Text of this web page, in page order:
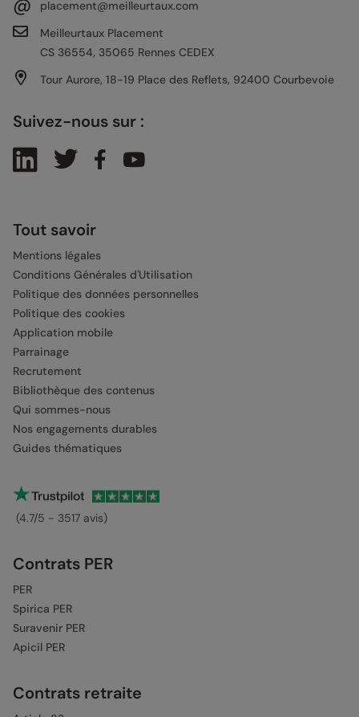
placement@meilleurtaux.com
Meilleurtaux Placement
CS 36554, 35065 Rennes CEDEX
Tour Aurore, 18-19 Place des Reflets, 92400 Courbevoie
Suivez-nous sur :
Tout savoir
Mentions légales
Conditions Générales d'Utilisation
Politique des données personnelles
Politique des cookies
Application mobile
Parrainage
Recrutement
Bibliothèque des contenus
Qui sommes-nous
Nos engagements durables
Guides thématiques
(4.7/5 - 3517 avis)
Contrats PER
PER
Spirica PER
Suravenir PER
Apicil PER
Contrats retraite